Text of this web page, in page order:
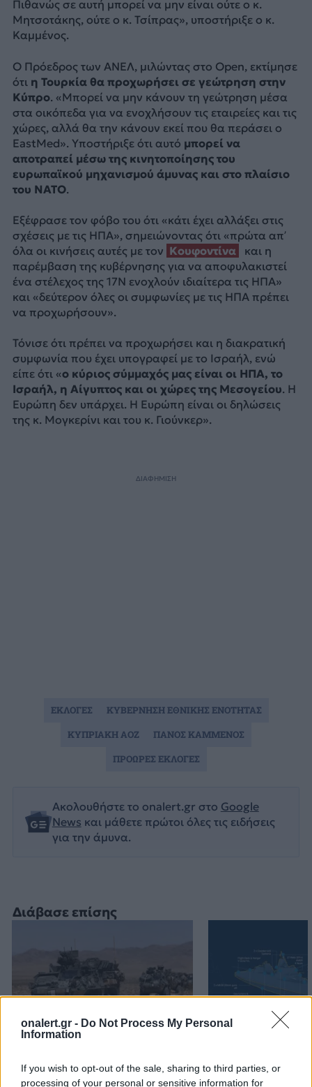
onalert.gr - Do Not Process My Personal
Information
If you wish to opt-out of the sale, sharing to third parties, or
processing of your personal or sensitive information for
Διάβασε επίσης
Ξηράς μέσω EDA: Θετικές
κλάσης
Πιθανώς σε αυτή μπορεί να μην είναι ούτε ο κ.
Μητσοτάκης, ούτε ο κ. Τσίπρας», υποστήριξε ο κ.
Καμμένος.
Ο Πρόεδρος των ΑΝΕΛ, μιλώντας στο Open, εκτίμησε
ότι η Τουρκία θα προχωρήσει σε γεώτρηση στην
Κύπρο. «Μπορεί να μην κάνουν τη γεώτρηση μέσα
στα οικόπεδα για να ενοχλήσουν τις εταιρείες και τις
χώρες, αλλά θα την κάνουν εκεί που θα περάσει ο
EastMed». Υποστήριξε ότι αυτό μπορεί να
αποτραπεί μέσω της κινητοποίησης του
ευρωπαϊκού μηχανισμού άμυνας και στο πλαίσιο
του ΝΑΤΟ.
Εξέφρασε τον φόβο του ότι «κάτι έχει αλλάξει στις
σχέσεις με τις ΗΠΑ», σημειώνοντας ότι «πρώτα απ’
όλα οι κινήσεις αυτές με τον Κουφοντίνα
και η
παρέμβαση της κυβέρνησης για να αποφυλακιστεί
ένα στέλεχος της 17Ν ενοχλούν ιδιαίτερα τις ΗΠΑ»
και «δεύτερον όλες οι συμφωνίες με τις ΗΠΑ πρέπει
να προχωρήσουν».
Τόνισε ότι πρέπει να προχωρήσει και η διακρατική
συμφωνία που έχει υπογραφεί με το Ισραήλ, ενώ
είπε ότι «ο κύριος σύμμαχός μας είναι οι ΗΠΑ, το
Ισραήλ, η Αίγυπτος και οι χώρες της Μεσογείου. Η
Ευρώπη δεν υπάρχει. Η Ευρώπη είναι οι δηλώσεις
της κ. Μογκερίνι και του κ. Γιούνκερ».
ΔΙΑΦΗΜΙΣΗ
Ακολουθήστε το onalert.gr στο Google
News και μάθετε πρώτοι όλες τις ειδήσεις
για την άμυνα.
ΕΚΛΟΓΕΣ
ΚΥΒΕΡΝΗΣΗ ΕΘΝΙΚΗΣ ΕΝΟΤΗΤΑΣ
ΚΥΠΡΙΑΚΗ ΑΟΖ
ΠΑΝΟΣ ΚΑΜΜΕΝΟΣ
ΠΡΟΩΡΕΣ ΕΚΛΟΓΕΣ